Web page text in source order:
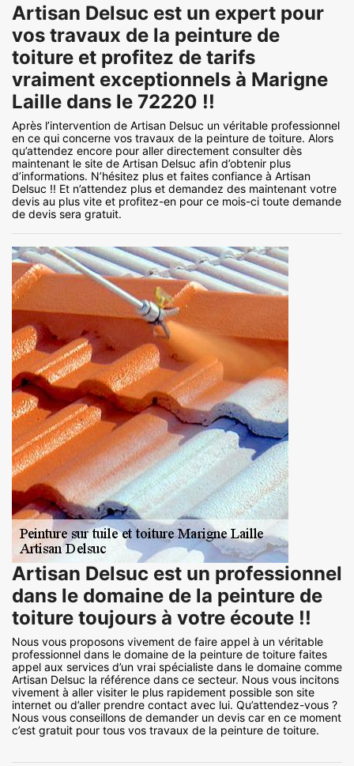
Artisan Delsuc est un expert pour
vos travaux de la peinture de
toiture et profitez de tarifs
vraiment exceptionnels à Marigne
Laille dans le 72220 !!
Après l’intervention de Artisan Delsuc un véritable professionnel
en ce qui concerne vos travaux de la peinture de toiture. Alors
qu’attendez encore pour aller directement consulter dès
maintenant le site de Artisan Delsuc afin d’obtenir plus
d’informations. N’hésitez plus et faites confiance à Artisan
Delsuc !! Et n’attendez plus et demandez des maintenant votre
devis au plus vite et profitez-en pour ce mois-ci toute demande
de devis sera gratuit.
Artisan Delsuc est un professionnel
dans le domaine de la peinture de
toiture toujours à votre écoute !!
Nous vous proposons vivement de faire appel à un véritable
professionnel dans le domaine de la peinture de toiture faites
appel aux services d’un vrai spécialiste dans le domaine comme
Artisan Delsuc la référence dans ce secteur. Nous vous incitons
vivement à aller visiter le plus rapidement possible son site
internet ou d’aller prendre contact avec lui. Qu’attendez-vous ?
Nous vous conseillons de demander un devis car en ce moment
c’est gratuit pour tous vos travaux de la peinture de toiture.